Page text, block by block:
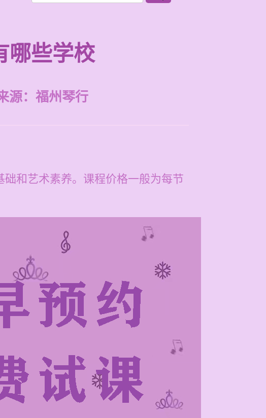
哪些学校
源： 福州琴行
和艺术素养。课程价格一般为每节